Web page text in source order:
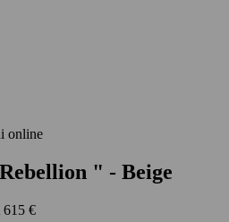
online
" - Beige
615 €